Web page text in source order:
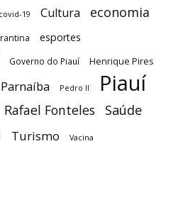
covid-19 Cultura economia
esportes
Governo do Piauí Henrique Pires
Parnaíba Pedro II Piauí
Rafael Fonteles Saúde
Turismo Vacina